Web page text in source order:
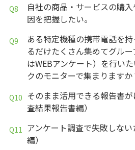
自社の商品・サービスの購
因を把握したい。
ある特定機種の携帯電話を
るだけたくさん集めてグル
はWEBアンケート）を行い
クのモニターで集まりますか
そのまま活用できる報告書
査結果報告書編）
アンケート調査で失敗しな
編）